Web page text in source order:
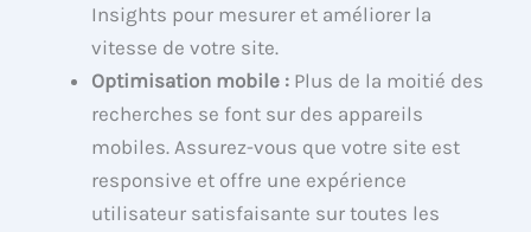
Insights pour mesurer et améliorer la
vitesse de votre site.
Optimisation mobile : Plus de la moitié des
recherches se font sur des appareils
mobiles. Assurez-vous que votre site est
responsive et offre une expérience
utilisateur satisfaisante sur toutes les